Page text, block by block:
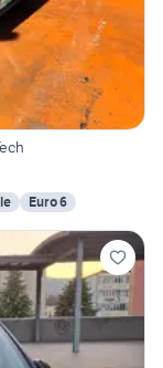
Euro 6